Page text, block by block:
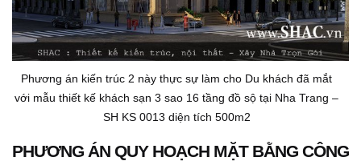
Phương án kiến trúc 2 này thực sự làm cho Du khách đã mắt
với mẫu thiết kế khách sạn 3 sao 16 tầng đồ sộ tại Nha Trang –
SH KS 0013 diện tích 500m2
PHƯƠNG ÁN QUY HOẠCH MẶT BẰNG CÔNG